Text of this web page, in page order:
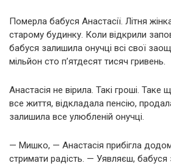
Померла бабуся Анастасії. Літня
старому будинку. Коли відкрили
бабуся залишила онучці всі свої
мільйон сто п’ятдесят тисяч гривень.
Анастасія не вірила. Такі гроші.
все життя, відкладала пенсію,
залишила все улюбленій онучці.
— Мишко, — Анастасія прибігла
стримати радість. — Уявляєш, бабуся